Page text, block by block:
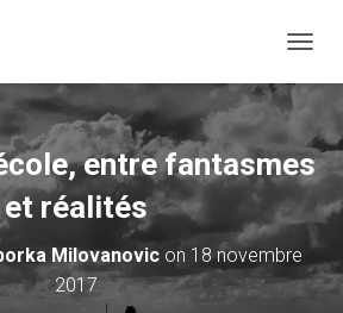
entre fantasmes
et réalités
Milovanovicon 18 novembre
2017